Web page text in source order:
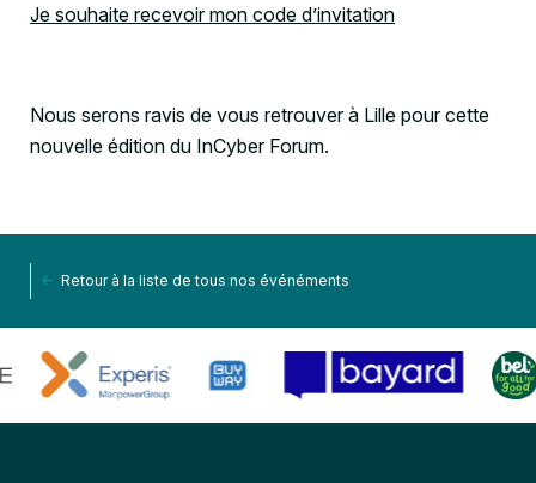
Je souhaite recevoir mon code d’invitation
Nous serons ravis de vous retrouver à Lille pour cette
nouvelle édition du InCyber Forum.
<- Retour à la liste de tous nos événéments